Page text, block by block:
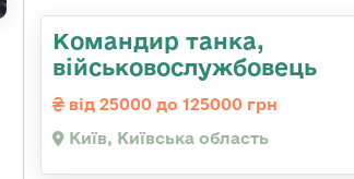
Командир танка,
військовослужбовець
від 25000 до 125000 грн
Київ, Київська область